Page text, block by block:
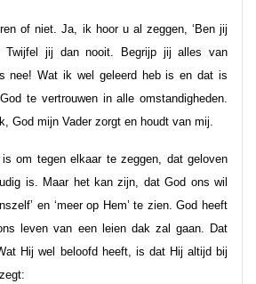
of niet. Ja, ik hoor u al zeggen, ‘Ben jij
Twijfel jij dan nooit. Begrijp jij alles van
nee! Wat ik wel geleerd heb is en dat is
te vertrouwen in alle omstandigheden.
God mijn Vader zorgt en houdt van mij.
om tegen elkaar te zeggen, dat geloven
is. Maar het kan zijn, dat God ons wil
en ‘meer op Hem’ te zien. God heeft
leven van een leien dak zal gaan. Dat
Hij wel beloofd heeft, is dat Hij altijd bij